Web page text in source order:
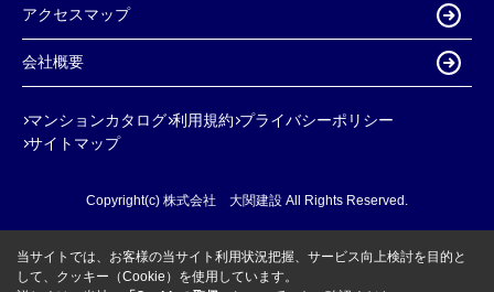
アクセスマップ
会社概要
マンションカタログ 利用規約 プライバシーポリシー
サイトマップ
Copyright(c) 株式会社 大関建設 All Rights Reserved.
当サイトでは、お客様の当サイト利用状況把握、サービス向上検討を目的と
して、クッキー（Cookie）を使用しています。